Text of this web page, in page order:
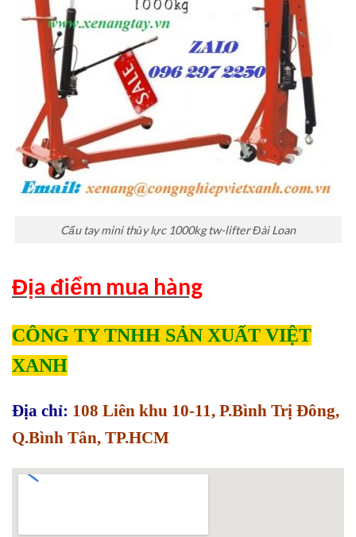
Cẩu tay mini thủy lực 1000kg tw-lifter Đài Loan
Địa điểm mua hàng
CÔNG TY TNHH SẢN XUẤT VIỆT
XANH
Địa chỉ: 108 Liên khu 10-11, P.Bình Trị Đông,
Q.Bình Tân, TP.HCM